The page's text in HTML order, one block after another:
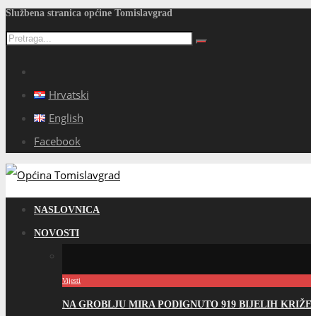
Službena stranica općine Tomislavgrad
Hrvatski
English
Facebook
NASLOVNICA
NOVOSTI
Vijesti
NA GROBLJU MIRA PODIGNUTO 919 BIJELIH